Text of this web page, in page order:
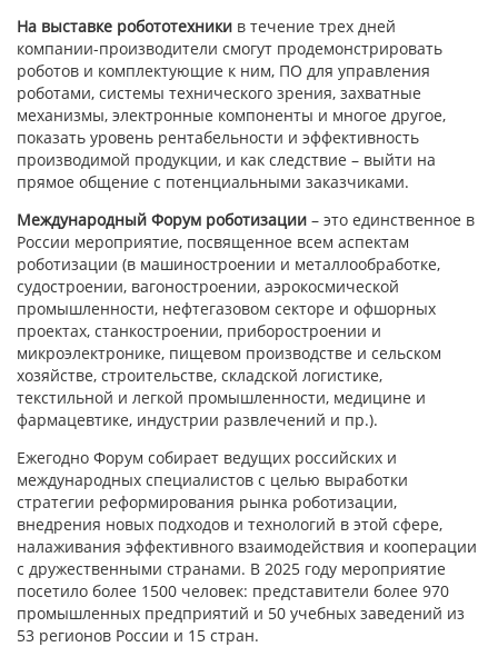
На выставке робототехники в течение трех дней
компании-производители смогут продемонстрировать
роботов и комплектующие к ним, ПО для управления
роботами, системы технического зрения, захватные
механизмы, электронные компоненты и многое другое,
показать уровень рентабельности и эффективность
производимой продукции, и как следствие – выйти на
прямое общение с потенциальными заказчиками.
Международный Форум роботизации – это единственное в
России мероприятие, посвященное всем аспектам
роботизации (в машиностроении и металлообработке,
судостроении, вагоностроении, аэрокосмической
промышленности, нефтегазовом секторе и офшорных
проектах, станкостроении, приборостроении и
микроэлектронике, пищевом производстве и сельском
хозяйстве, строительстве, складской логистике,
текстильной и легкой промышленности, медицине и
фармацевтике, индустрии развлечений и пр.).
Ежегодно Форум собирает ведущих российских и
международных специалистов с целью выработки
стратегии реформирования рынка роботизации,
внедрения новых подходов и технологий в этой сфере,
налаживания эффективного взаимодействия и кооперации
с дружественными странами. В 2025 году мероприятие
посетило более 1500 человек: представители более 970
промышленных предприятий и 50 учебных заведений из
53 регионов России и 15 стран.